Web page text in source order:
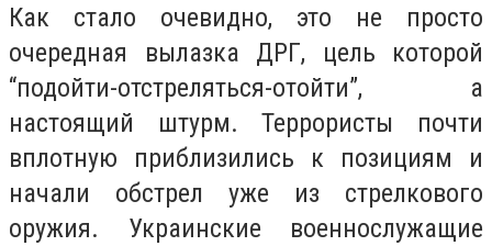
Как стало очевидно, это не просто
очередная вылазка ДРГ, цель которой
“подойти-отстреляться-отойти”, а
настоящий штурм. Террористы почти
вплотную приблизились к позициям и
начали обстрел уже из стрелкового
оружия. Украинские военнослужащие